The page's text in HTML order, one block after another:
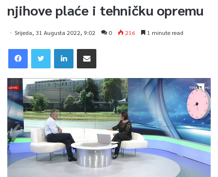
njihove plaće i tehničku opremu
Srijeda, 31 Augusta 2022, 9:02 0 216 1 minute read